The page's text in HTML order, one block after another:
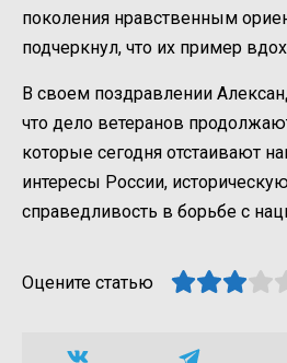
поколения нравственным
подчеркнул, что их пример
В своем поздравлении
что дело ветеранов
которые сегодня отстаивают
интересы России,
справедливость в борьбе с
Оцените статью